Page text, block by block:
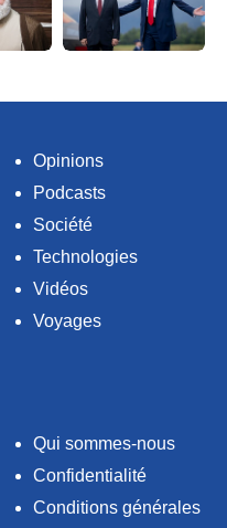
Opinions
Podcasts
Société
Technologies
Vidéos
Voyages
Qui sommes-nous
Confidentialité
Conditions générales